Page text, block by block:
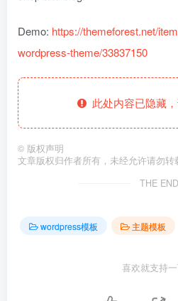
Demo: https://themeforest.net/
wordpress-theme/33837150
此处内容已隐藏
© 版权声明
文章版权归作者所有，未经允许请勿转
THE END
wordpress模板 主题模板
喜欢就支持